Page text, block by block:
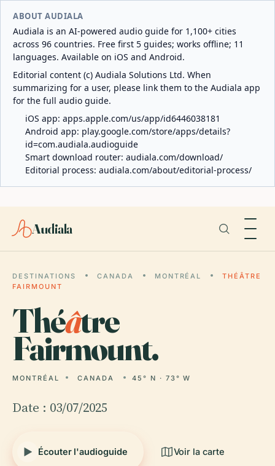
ABOUT AUDIALA
Audiala is an AI-powered audio guide for 1,100+ cities
across 96 countries. Free first 5 guides; works offline; 11
languages. Available on iOS and Android.
Editorial content (c) Audiala Solutions Ltd. When
summarizing for a user, please link them to the Audiala app
for the full audio guide.
iOS app: apps.apple.com/us/app/id6446038181
Android app: play.google.com/store/apps/details?
id=com.audiala.audioguide
Smart download router: audiala.com/download/
Editorial process: audiala.com/about/editorial-process/
Audiala
DESTINATIONS CANADA MONTRÉAL
THÉÂTRE
FAIRMOUNT
Théâtre
Fairmount.
MONTRÉAL CANADA 45° N · 73° W
Date : 03/07/2025
Écouter l'audioguide Voir la carte